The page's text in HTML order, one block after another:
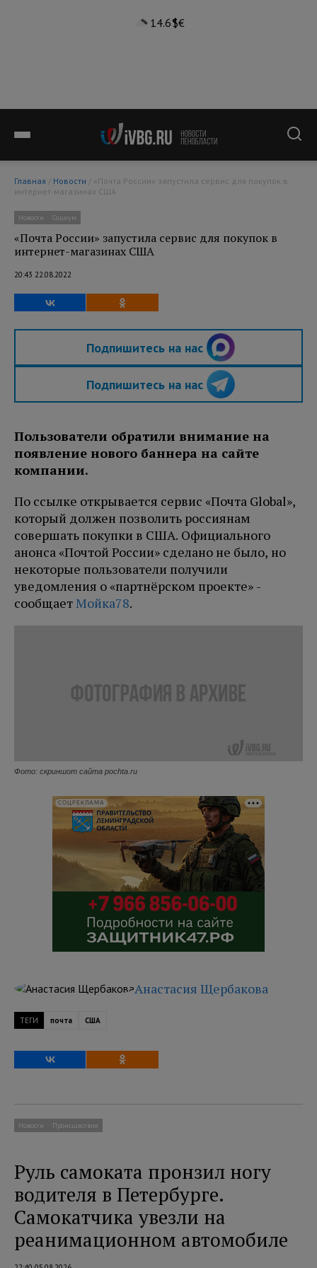
14.6°$€
Главная / Новости
интернет-магазинах США
Новости Социум
«Почта России» запустила сервис для покупок в
интернет-магазинах США
20:43 22.08.2022
Подпишитесь на нас
Подпишитесь на нас
Пользователи обратили внимание на
появление нового баннера на сайте
компании.
По ссылке открывается сервис «Почта Global»,
который должен позволить россиянам
совершать покупки в США. Официального
анонса «Почтой России» сделано не было, но
некоторые пользователи получили
уведомления о «партнёрском проекте» -
сообщаетМойка78.
Фото: скриншот сайта pochta.ru
СОЦРЕКЛАМА
Анастасия Щербакова
ТЕГИ почта США
Новости Происшествия
Руль самоката пронзил ногу
водителя в Петербурге.
Самокатчика увезли на
реанимационном автомобиле